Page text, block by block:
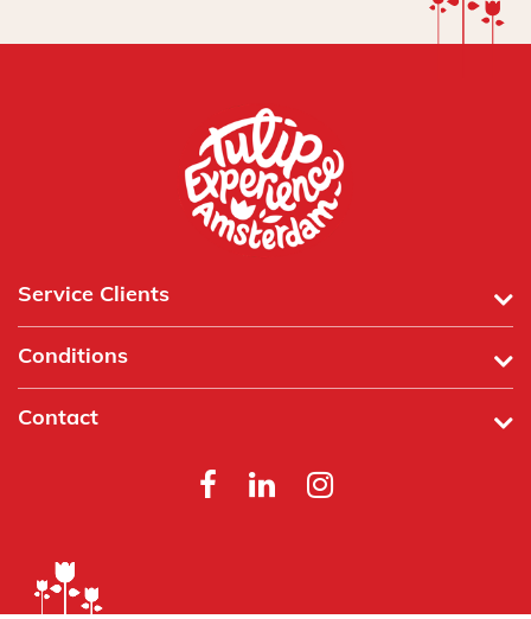
Service Clients
Conditions
Contact